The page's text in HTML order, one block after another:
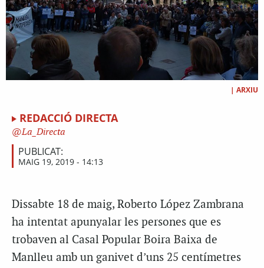
| ARXIU
REDACCIÓ DIRECTA
La_Directa
PUBLICAT:
MAIG 19, 2019 - 14:13
Dissabte 18 de maig, Roberto López Zambrana
ha intentat apunyalar les persones que es
trobaven al Casal Popular Boira Baixa de
Manlleu amb un ganivet d’uns 25 centímetres